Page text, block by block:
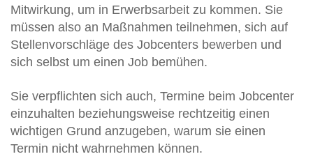
Mitwirkung, um in Erwerbsarbeit zu kommen. Sie
müssen also an Maßnahmen teilnehmen, sich auf
Stellenvorschläge des Jobcenters bewerben und
sich selbst um einen Job bemühen.
Sie verpflichten sich auch, Termine beim Jobcenter
einzuhalten beziehungsweise rechtzeitig einen
wichtigen Grund anzugeben, warum sie einen
Termin nicht wahrnehmen können.